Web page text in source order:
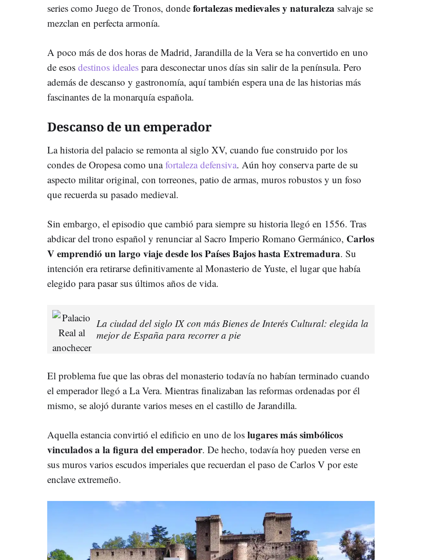
series como Juego de Tronos, donde fortalezas medievales y naturaleza salvaje se
mezclan en perfecta armonía.
A poco más de dos horas de Madrid, Jarandilla de la Vera se ha convertido en uno
de esos destinos ideales para desconectar unos días sin salir de la península. Pero
además de descanso y gastronomía, aquí también espera una de las historias más
fascinantes de la monarquía española.
Descanso de un emperador
La historia del palacio se remonta al siglo XV, cuando fue construido por los
condes de Oropesa como unafortaleza defensiva. Aún hoy conserva parte de su
aspecto militar original, con torreones, patio de armas, muros robustos y un foso
que recuerda su pasado medieval.
Sin embargo, el episodio que cambió para siempre su historia llegó en 1556. Tras
abdicar del trono español y renunciar al Sacro Imperio Romano Germánico, Carlos
V emprendió un largo viaje desde los Países Bajos hasta Extremadura. Su
intención era retirarse definitivamente al Monasterio de Yuste, el lugar que había
elegido para pasar sus últimos años de vida.
La ciudad del siglo IX con más Bienes de Interés Cultural: elegida la
mejor de España para recorrer a pie
El problema fue que las obras del monasterio todavía no habían terminado cuando
el emperador llegó a La Vera. Mientras finalizaban las reformas ordenadas por él
mismo, se alojó durante varios meses en el castillo de Jarandilla.
Aquella estancia convirtió el edificio en uno de los lugares más simbólicos
vinculados a la figura del emperador. De hecho, todavía hoy pueden verse en
sus muros varios escudos imperiales que recuerdan el paso de Carlos V por este
enclave extremeño.